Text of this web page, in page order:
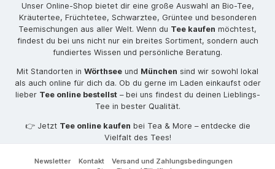
Unser Online-Shop bietet dir eine große Auswahl an Bio-Tee,
Kräutertee, Früchtetee, Schwarztee, Grüntee und besonderen
Teemischungen aus aller Welt. Wenn du Tee kaufen möchtest,
findest du bei uns nicht nur ein breites Sortiment, sondern auch
fundiertes Wissen und persönliche Beratung.
Mit Standorten in Wörthsee und München sind wir sowohl lokal
als auch online für dich da. Ob du gerne im Laden einkaufst oder
lieber Tee online bestellst– bei uns findest du deinen Lieblings-
Tee in bester Qualität.
👉 Jetzt Tee online kaufen bei Tea & More – entdecke die
Vielfalt des Tees!
Newsletter Kontakt
Versand und Zahlungsbedingungen